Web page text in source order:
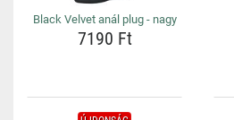
Black Velvet anál plug - nagy
7190 Ft